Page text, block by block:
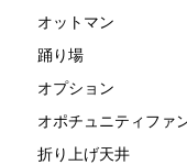
オットマン
踊り場
オプション
オポチュニティファ
折り上げ天井